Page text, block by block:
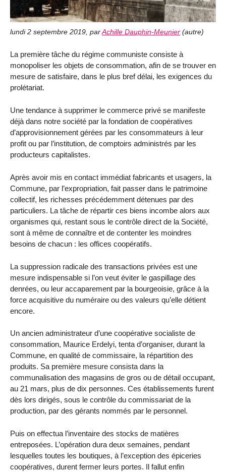
lundi 2 septembre 2019, parAchille Dauphin-Meunier (autre)
La première tâche du régime communiste consiste à
monopoliser les objets de consommation, afin de se trouver en
mesure de satisfaire, dans le plus bref délai, les exigences du
prolétariat.
Une tendance à supprimer le commerce privé se manifeste
déjà dans notre société par la fondation de coopératives
d’approvisionnement gérées par les consommateurs à leur
profit ou par l’institution, de comptoirs administrés par les
producteurs capitalistes.
Après avoir mis en contact immédiat fabricants et usagers, la
Commune, par l’expropriation, fait passer dans le patrimoine
collectif, les richesses précédemment détenues par des
particuliers. La tâche de répartir ces biens incombe alors aux
organismes qui, restant sous le contrôle direct de la Société,
sont à même de connaître et de contenter les moindres
besoins de chacun : les offices coopératifs.
La suppression radicale des transactions privées est une
mesure indispensable si l’on veut éviter le gaspillage des
denrées, ou leur accaparement par la bourgeoisie, grâce à la
force acquisitive du numéraire ou des valeurs qu’elle détient
encore.
Un ancien administrateur d’une coopérative socialiste de
consommation, Maurice Erdelyi, tenta d’organiser, durant la
Commune, en qualité de commissaire, la répartition des
produits. Sa première mesure consista dans la
communalisation des magasins de gros ou de détail occupant,
au 21 mars, plus de dix personnes. Ces établissements furent
dès lors dirigés, sous le contrôle du commissariat de la
production, par des gérants nommés par le personnel.
Puis on effectua l’inventaire des stocks de matières
entreposées. L’opération dura deux semaines, pendant
lesquelles toutes les boutiques, à l’exception des épiceries
coopératives, durent fermer leurs portes. Il fallut enfin